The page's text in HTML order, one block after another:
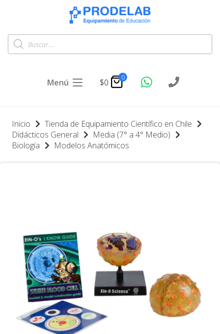
Búsqueda
de
productos
Menú $0 0
Inicio
Tienda de Equipamiento Científico en Chile
Didácticos General
Media (7° a 4° Medio)
Biología
Modelos Anatómicos